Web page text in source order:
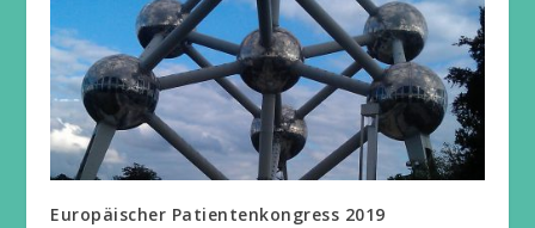
Europäischer Patientenkongress 2019